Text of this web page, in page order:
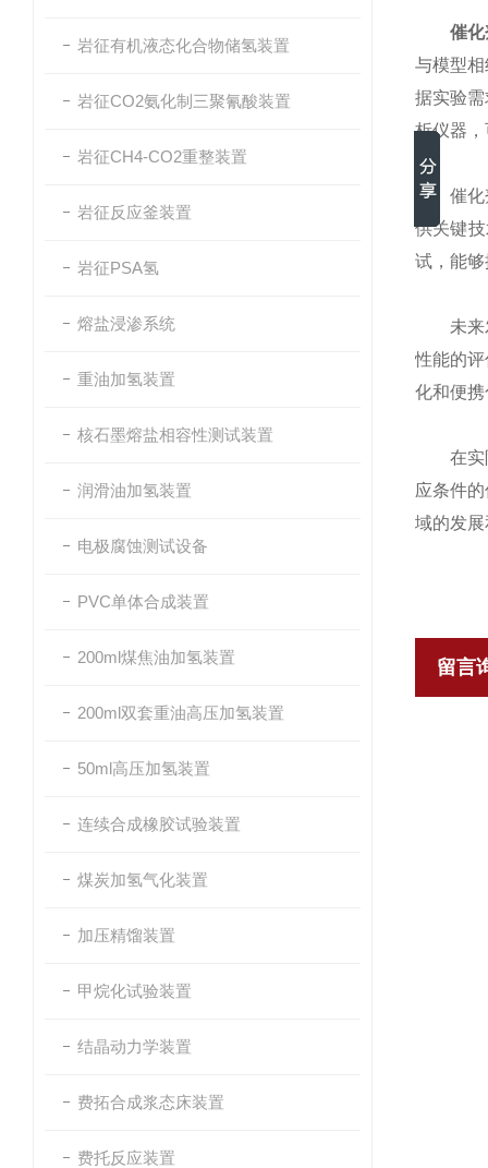
岩征有机液态化合物储氢装置
岩征CO2氨化制三聚氰酸装置
岩征CH4-CO2重整装置
岩征反应釜装置
岩征PSA氢
熔盐浸渗系统
重油加氢装置
核石墨熔盐相容性测试装置
润滑油加氢装置
电极腐蚀测试设备
PVC单体合成装置
200ml煤焦油加氢装置
200ml双套重油高压加氢装置
50ml高压加氢装置
连续合成橡胶试验装置
煤炭加氢气化装置
加压精馏装置
甲烷化试验装置
结晶动力学装置
费拓合成浆态床装置
费托反应装置
催
与模型
据实验
析仪器
催化剂
供关键
试，能
未来发
性能的
化和便
在实
应条件
域的发
留言